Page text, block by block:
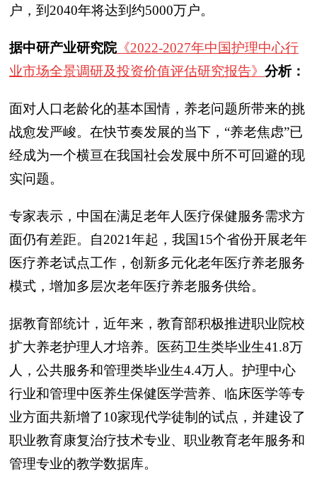
户，到2040年将达到约5000万户。
据中研产业研究院《2022-2027年中国护理中心行
业市场全景调研及投资价值评估研究报告》 分析：
面对人口老龄化的基本国情，养老问题所带来的挑
战愈发严峻。在快节奏发展的当下，“养老焦虑”已
经成为一个横亘在我国社会发展中所不可回避的现
实问题。
专家表示，中国在满足老年人医疗保健服务需求方
面仍有差距。自2021年起，我国15个省份开展老年
医疗养老试点工作，创新多元化老年医疗养老服务
模式，增加多层次老年医疗养老服务供给。
据教育部统计，近年来，教育部积极推进职业院校
扩大养老护理人才培养。医药卫生类毕业生41.8万
人，公共服务和管理类毕业生4.4万人。护理中心
行业和管理中医养生保健医学营养、临床医学等专
业方面共新增了10家现代学徒制的试点，并建设了
职业教育康复治疗技术专业、职业教育老年服务和
管理专业的教学数据库。